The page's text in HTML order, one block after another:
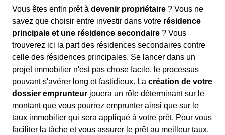
Vous êtes enfin prêt à devenir propriétaire ? Vous ne
savez que choisir entre investir dans votre résidence
principale et une résidence secondaire ? Vous
trouverez ici la part des résidences secondaires contre
celle des résidences principales. Se lancer dans un
projet immobilier n'est pas chose facile, le processus
pouvant s'avérer long et fastidieux. La création de votre
dossier emprunteur jouera un rôle déterminant sur le
montant que vous pourrez emprunter ainsi que sur le
taux immobilier qui sera appliqué à votre prêt. Pour vous
faciliter la tâche et vous assurer le prêt au meilleur taux,